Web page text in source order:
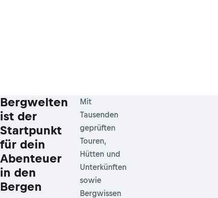
Bergwelten
ist der
Startpunkt
für dein
Abenteuer
in den
Bergen
Mit
Tausenden
geprüften
Touren,
Hütten und
Unterkünften
sowie
Bergwissen